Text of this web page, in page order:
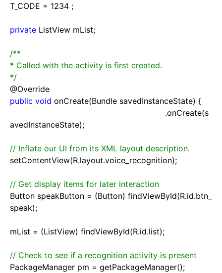
T_CODE = 1234 ;
private ListView mList;
/**
* Called with the activity is first created.
*/
@Override
public void onCreate(Bundle savedInstanceState) {
.onCreate(s
avedInstanceState);
// Inflate our UI from its XML layout description.
setContentView(R.layout.voice_recognition);
// Get display items for later interaction
Button speakButton = (Button) findViewById(R.id.btn_
speak);
mList = (ListView) findViewById(R.id.list);
// Check to see if a recognition activity is present
PackageManager pm = getPackageManager();